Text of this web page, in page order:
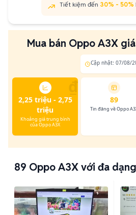
Tiết kiệm đến 30% - 50%
Mua bán Oppo A3X
Cập nhật: 07/08/
₫
2,25 triệu - 2,75
triệu
Khoảng giá trung bình
của Oppo A3X
89
Tin đăng về Oppo
89 Oppo A3X với đa